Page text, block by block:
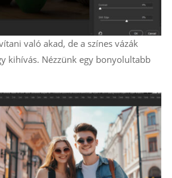
való akad, de a színes vázák
kihívás. Nézzünk egy bonyolultabb